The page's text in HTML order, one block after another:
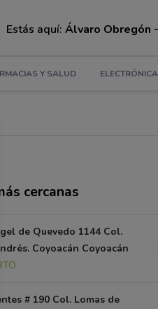
Estás aquí: Álvaro Obregón
Y SALUD ELECTRÓNICA
cercanas
de Quevedo 1144 Col.
Coyoacán Coyoacán
# 190 Col. Lomas de